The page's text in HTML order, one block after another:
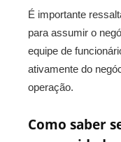
É importante
para assumir o
equipe de
ativamente do
operação.
Como saber